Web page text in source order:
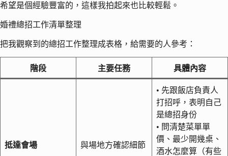
希望是個經驗豐富的，這樣我拍起來也比較輕鬆。
婚禮總招工作清單整理
把我觀察到的總招工作整理成表格，給需要的人參考：
階段 主要任務 具體內容
抵達會場 與場地方確認細節
• 先跟飯店負責人
打招呼，表明自己
是總招身份
• 問清楚菜單單
價、最少開幾桌、
酒水怎麼算（有些